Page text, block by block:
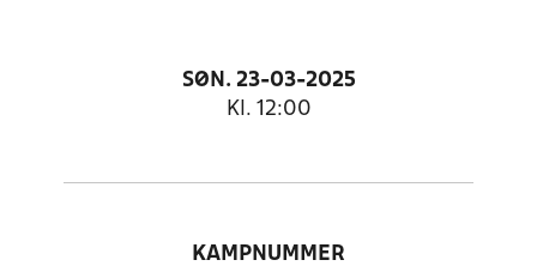
SØN. 23-03-2025
Kl. 12:00
KAMPNUMMER